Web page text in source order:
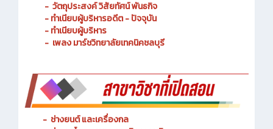
- ประวัติความเป็นมา
- วัตถุประสงค์ วิสัยทัศน์ พันธกิจ
- ทำเนียบผู้บริหารอดีต - ปัจจุบัน
- ทำเนียบผู้บริหาร